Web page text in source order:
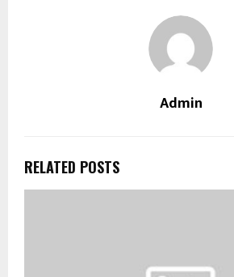
Admin
RELATED POSTS